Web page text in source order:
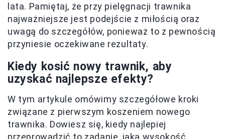
lata. Pamiętaj, że przy pielęgnacji trawnika
najważniejsze jest podejście z miłością oraz
uwagą do szczegółów, ponieważ to z pewnością
przyniesie oczekiwane rezultaty.
Kiedy kosić nowy trawnik, aby
uzyskać najlepsze efekty?
W tym artykule omówimy szczegółowe kroki
związane z pierwszym koszeniem nowego
trawnika. Dowiesz się, kiedy najlepiej